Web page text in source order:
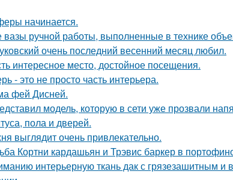
начинается.
ручной работы, выполненные в технике
очень последний весенний месяц любил.
интересное место, достойное посещения.
- это не просто часть интерьера.
фей Дисней.
модель, которую в сети уже прозвали
пола и дверей.
выглядит очень привлекательно.
Кортни кардашьян и Трэвис баркер в
интерьерную ткань дак с грязезашитным